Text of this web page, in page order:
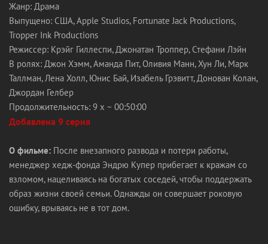
Жанр: Драма
Выпущено: США, Apple Studios, Fortunate Jack Productions,
Tropper Ink Productions
Режиссер: Крэйг Гиллеспи, Джонатан Троппер, Стефани Лэйн
В ролях: Джон Хэмм, Аманда Пит, Оливия Манн, Хун Ли, Марк
Таллман, Лена Холл, Юнис Бай, Изабель Грэвитт, Донован Колан,
Джордан Гелбер
Продолжительность: 9 x ~ 00:50:00
Добавлена 9 серия
О фильме: После внезапного развода и потери работы,
менеджер хедж-фонда Эндрю Купер прибегает к кражам со
взломом, нацеливаясь на богатых соседей, чтобы поддержать
образ жизни своей семьи. Однажды он совершает роковую
ошибку, врываясь не в тот дом.